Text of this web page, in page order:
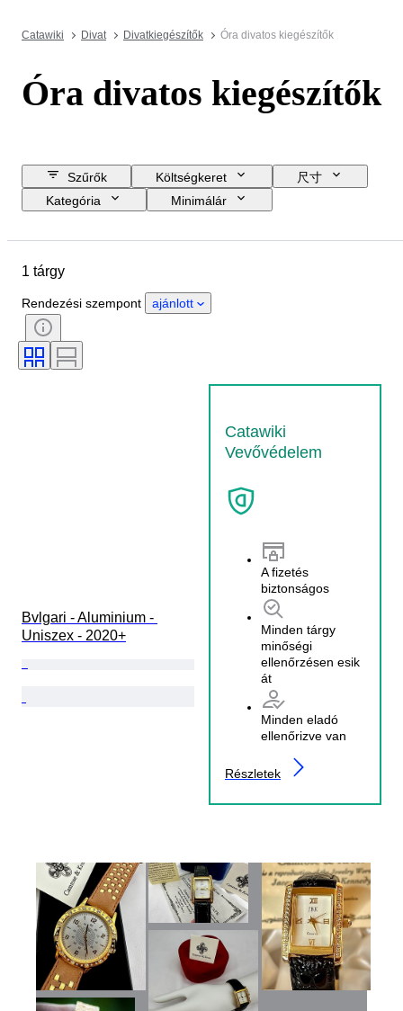
Catawiki Divat Divatkiegészítők Óra divatos kiegészítők
Óra divatos kiegészítők
Szűrők Költségkeret
尺寸
Kategória
Minimálár
Nem
Óraszerkezet
A tok átmérője
Óraszíj anyaga
1 tárgy
Rendezési szempont ajánlott
Bvlgari - Aluminium -
Uniszex - 2020+
Catawiki
Vevővédelem
A fizetés
biztonságos
Minden tárgy
minőségi
ellenőrzésen esik
át
Minden eladó
ellenőrizve van
Részletek